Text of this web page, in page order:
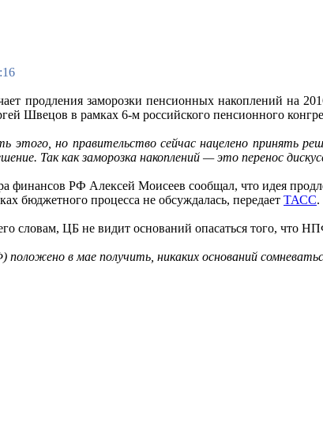
продления заморозки пенсионных накоплений на
Швецов в рамках 6-м российского пенсионного
этого, но правительство сейчас нацелено принять
Так как заморозка накоплений — это перенос
финансов РФ Алексей Моисеев сообщал, что идея
бюджетного процесса не обсуждалась, передает ТАСС.
словам, ЦБ не видит оснований опасаться того, что
в мае получить, никаких оснований